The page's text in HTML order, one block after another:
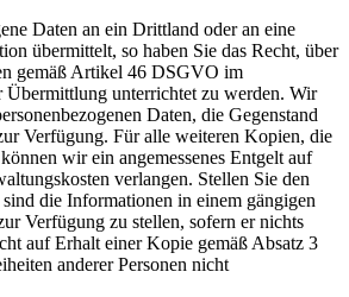
Daten an ein Drittland oder an eine
übermittelt, so haben Sie das Recht, über
gemäß Artikel 46 DSGVO im
Übermittlung unterrichtet zu werden. Wir
Daten, die Gegenstand
Verfügung. Für alle weiteren Kopien, die
wir ein angemessenes Entgelt auf
verlangen. Stellen Sie den
die Informationen in einem gängigen
Verfügung zu stellen, sofern er nichts
auf Erhalt einer Kopie gemäß Absatz 3
anderer Personen nicht